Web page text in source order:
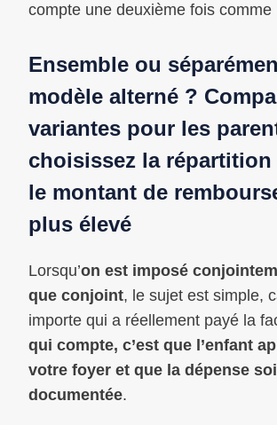
compte une deuxième fois comme
Ensemble ou
modèle alterné ?
variantes pour les
choisissez la
le montant de
plus élevé
Lorsqu’on est imposé
que conjoint, le sujet est simple,
importe qui a réellement payé la
qui compte, c’est que l’enfant
votre foyer et que la dépense
documentée.